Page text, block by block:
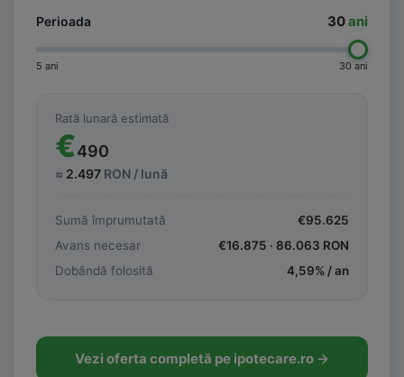
Perioada 30ani
5 ani 30 ani
Rată lunară estimată
€490
≈ 2.497 RON / lună
Sumă împrumutată €95.625
Avans necesar
€16.875 · 86.063 RON
Dobândă folosită
4,59% / an
Vezi oferta completă pe ipotecare.ro →